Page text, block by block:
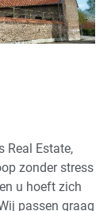
Real Estate,
zonder stress
u hoeft zich
passen graag